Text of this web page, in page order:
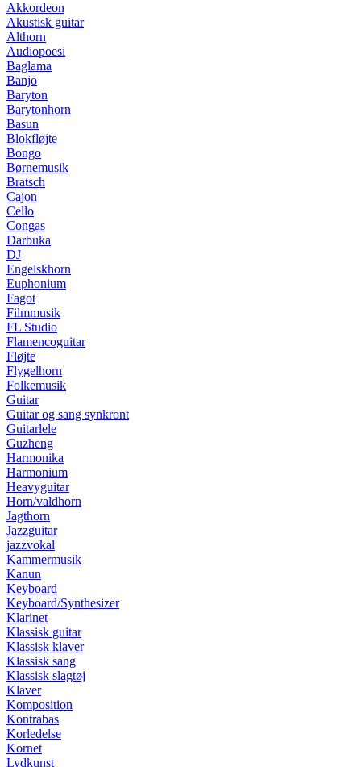
Akkordeon
Akustisk guitar
Althorn
Audiopoesi
Baglama
Banjo
Baryton
Barytonhorn
Basun
Blokfløjte
Bongo
Børnemusik
Bratsch
Cajon
Cello
Congas
Darbuka
DJ
Engelskhorn
Euphonium
Fagot
Filmmusik
FL Studio
Flamencoguitar
Fløjte
Flygelhorn
Folkemusik
Guitar
Guitar og sang synkront
Guitarlele
Guzheng
Harmonika
Harmonium
Heavyguitar
Horn/valdhorn
Jagthorn
Jazzguitar
jazzvokal
Kammermusik
Kanun
Keyboard
Keyboard/Synthesizer
Klarinet
Klassisk guitar
Klassisk klaver
Klassisk sang
Klassisk slagtøj
Klaver
Komposition
Kontrabas
Korledelse
Kornet
Lydkunst